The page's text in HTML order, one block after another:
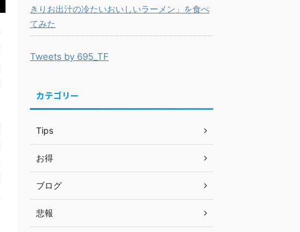
きりお出汁の冷たいおいしいラーメン」を食べ
てみた
Tweets by 695_TF
カテゴリー
Tips
お得
ブログ
悲報